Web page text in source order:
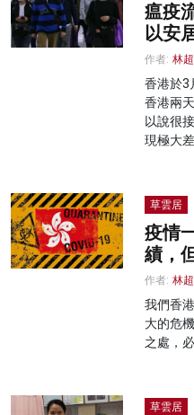
瘟疫
以安
作者: 林
香港於3
香港兩
以說很
現極大
草雲居
疫情
績，
作者: 林
我們香
大的危
之處，
草雲居